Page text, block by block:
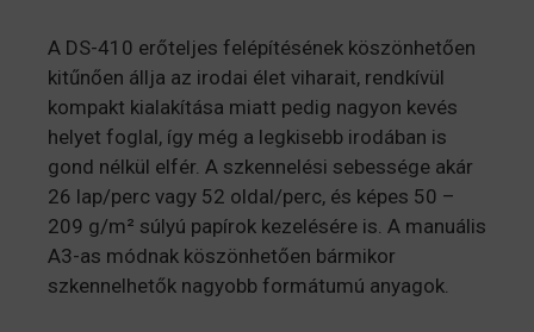
A DS-410 erőteljes felépítésének köszönhetően
kitűnően állja az irodai élet viharait, rendkívül
kompakt kialakítása miatt pedig nagyon kevés
helyet foglal, így még a legkisebb irodában is
gond nélkül elfér. A szkennelési sebessége akár
26 lap/perc vagy 52 oldal/perc, és képes 50 –
209 g/m² súlyú papírok kezelésére is. A manuális
A3-as módnak köszönhetően bármikor
szkennelhetők nagyobb formátumú anyagok.